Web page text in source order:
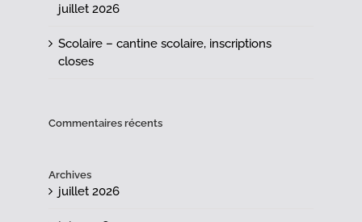
juillet 2026
Scolaire – cantine scolaire, inscriptions
closes
Commentaires récents
Archives
juillet 2026